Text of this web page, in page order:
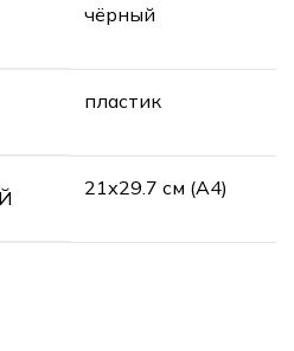
чёрный
пластик
21х29.7 см (А4)